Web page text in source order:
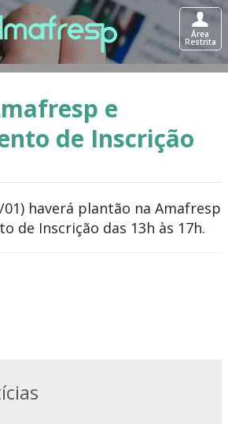
Área
Restrita
e
de Inscrição
haverá plantão na Amafresp
de Inscrição das 13h às 17h.